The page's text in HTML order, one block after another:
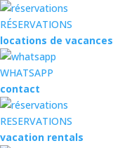
RÉSERVATIONS
locations de vacances
WHATSAPP
contact
RESERVATIONS
vacation rentals